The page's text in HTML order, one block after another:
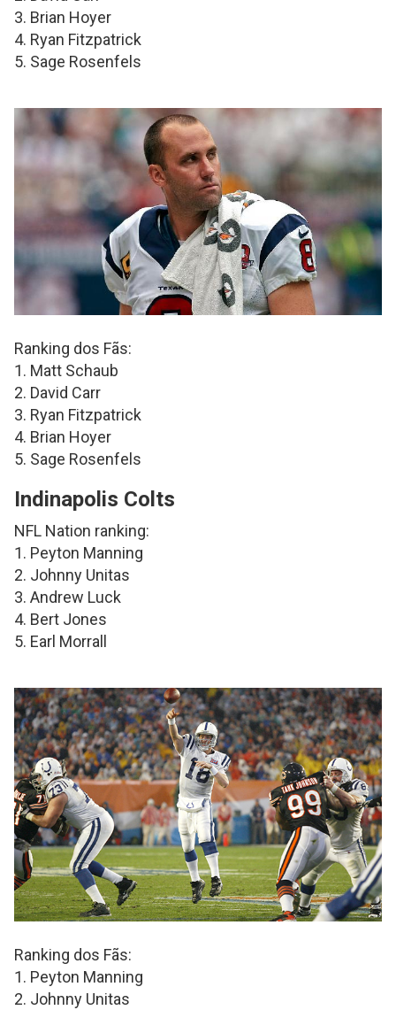
3. Brian Hoyer
4. Ryan Fitzpatrick
5. Sage Rosenfels
Ranking dos Fãs:
1. Matt Schaub
2. David Carr
3. Ryan Fitzpatrick
4. Brian Hoyer
5. Sage Rosenfels
Indinapolis Colts
NFL Nation ranking:
1. Peyton Manning
2. Johnny Unitas
3. Andrew Luck
4. Bert Jones
5. Earl Morrall
Ranking dos Fãs:
1. Peyton Manning
2. Johnny Unitas